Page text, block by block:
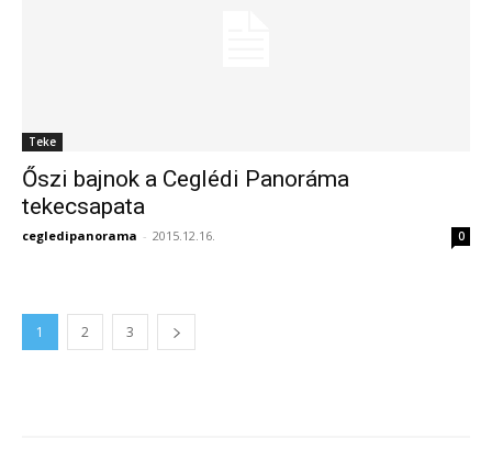
Teke
Őszi bajnok a Ceglédi Panoráma
tekecsapata
cegledipanorama - 2015.12.16. 0
1 2 3